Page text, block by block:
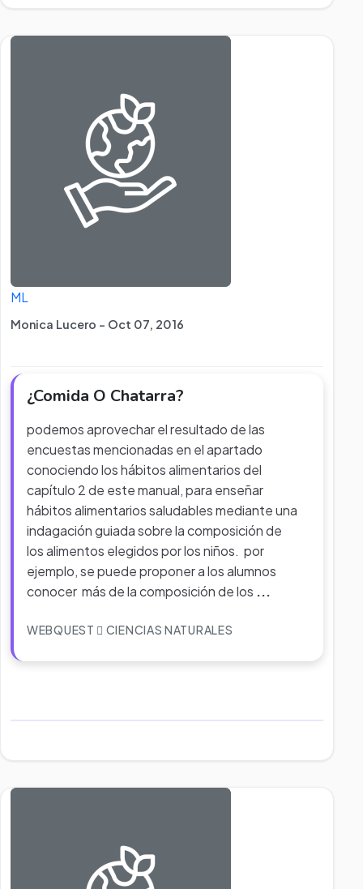
ML
Monica Lucero - Oct 07, 2016
¿Comida O Chatarra?
podemos aprovechar el resultado de las
encuestas mencionadas en el apartado
conociendo los hábitos alimentarios del
capítulo 2 de este manual, para enseñar
hábitos alimentarios saludables mediante una
indagación guiada sobre la composición de
los alimentos elegidos por los niños. por
ejemplo, se puede proponer a los alumnos
conocer más de la composición de los ...
WEBQUEST CIENCIAS NATURALES